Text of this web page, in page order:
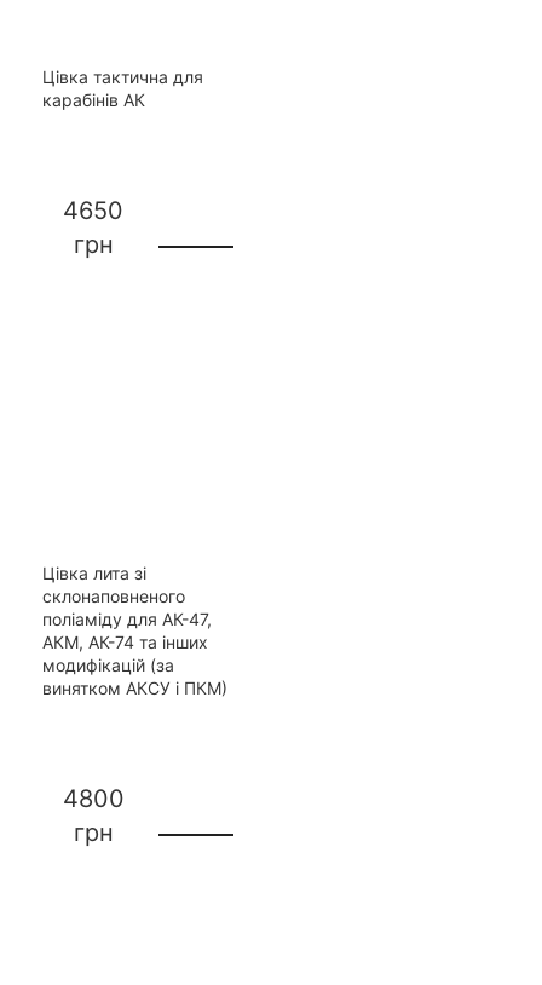
Цівка тактична для
карабінів АК
4650
грн
Цівка лита зі
склонаповненого
поліаміду для АК-47,
АКМ, АК-74 та інших
модифікацій (за
винятком АКСУ і ПКМ)
4800
грн